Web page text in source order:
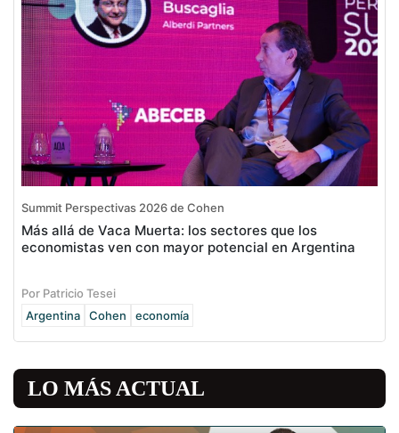
Summit Perspectivas 2026 de Cohen
Más allá de Vaca Muerta: los sectores que los
economistas ven con mayor potencial en Argentina
Por Patricio Tesei
Argentina
Cohen economía
LO MÁS ACTUAL